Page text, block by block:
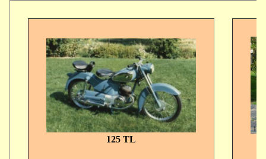
125 TL